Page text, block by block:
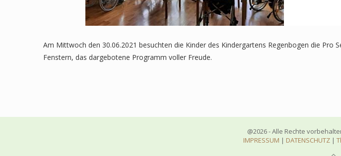
Am Mittwoch den 30.06.2021 besuchten die Kinder des Kindergartens Regenbogen die
Fenstern, das dargebotene Programm voller Freude.
@2026 - Alle Rechte
IMPRESSUM | DATENSCHUTZ|